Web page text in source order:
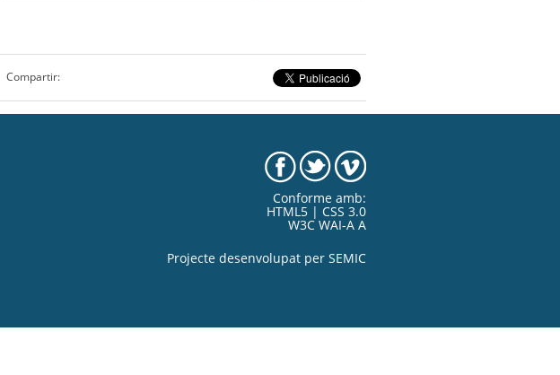
Compartir:
Conforme amb:
HTML5 | CSS 3.0
W3C WAI-A A
Projecte desenvolupat per SEMIC